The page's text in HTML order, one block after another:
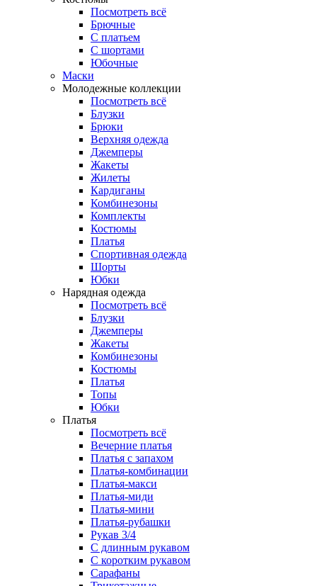
Посмотреть всё
Брючные
С платьем
С шортами
Юбочные
Маски
Молодежные коллекции
Посмотреть всё
Блузки
Брюки
Верхняя одежда
Джемперы
Жакеты
Жилеты
Кардиганы
Комбинезоны
Комплекты
Костюмы
Платья
Спортивная одежда
Шорты
Юбки
Нарядная одежда
Посмотреть всё
Блузки
Джемперы
Жакеты
Комбинезоны
Костюмы
Платья
Топы
Юбки
Платья
Посмотреть всё
Вечерние платья
Платья с запахом
Платья-комбинации
Платья-макси
Платья-миди
Платья-мини
Платья-рубашки
Рукав 3/4
С длинным рукавом
С коротким рукавом
Сарафаны